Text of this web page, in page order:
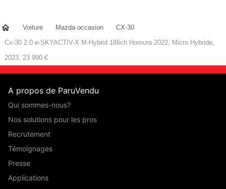
Voiture Mazda occasion
CX-30
Cx-30 2.0 e-SKYACTIV-X M-Hybrid 186ch Homura 2022, Micro Hybride,
2023, 23 990 €
A propos de ParuVendu
Qui sommes-nous?
Nos solutions pour les pros
Recrutement
Témoignages
Presse
Applications